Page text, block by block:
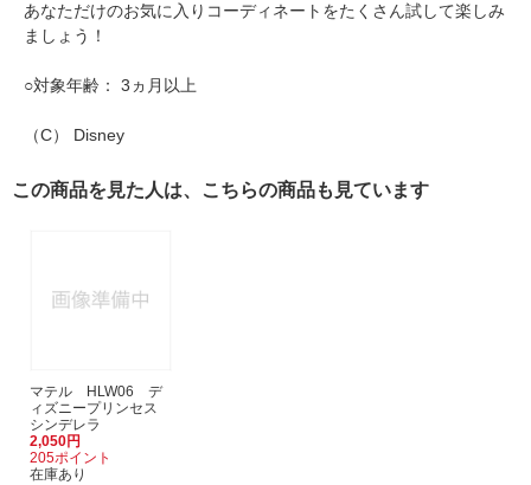
あなただけのお気に入りコーディネートをたくさん試して楽しみ
ましょう！
○対象年齢： 3ヵ月以上
（C） Disney
この商品を見た人は、こちらの商品も見ています
マテル HLW06 デ
ィズニープリンセス
シンデレラ
2,050円
205ポイント
在庫あり